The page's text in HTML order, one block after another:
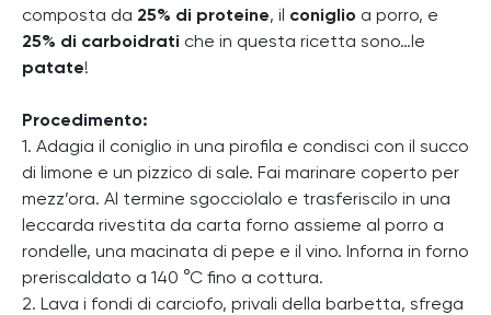
composta da 25% di proteine, il coniglio a porro, e
25% di carboidrati che in questa ricetta sono…le
patate!
Procedimento:
1. Adagia il coniglio in una pirofila e condisci con il succo
di limone e un pizzico di sale. Fai marinare coperto per
mezz’ora. Al termine sgocciolalo e trasferiscilo in una
leccarda rivestita da carta forno assieme al porro a
rondelle, una macinata di pepe e il vino. Inforna in forno
preriscaldato a 140 °C fino a cottura.
2. Lava i fondi di carciofo, privali della barbetta, sfrega